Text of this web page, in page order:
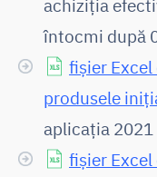
achiziția
întocmi după
fișier Excel
produsele
aplicația 2021
fișier